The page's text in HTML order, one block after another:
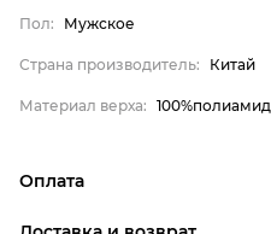
Thomas Graf
Пол: Мужское
Страна производитель: Китай
Материал верха: 100%полиамид
Оплата